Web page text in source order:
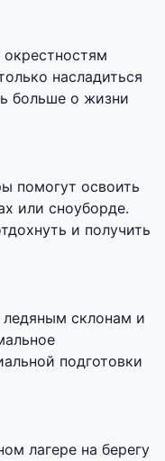
насладиться
больше о жизни
помогут освоить
или сноуборде.
и получить
склонам и
подготовки
лагере на берегу